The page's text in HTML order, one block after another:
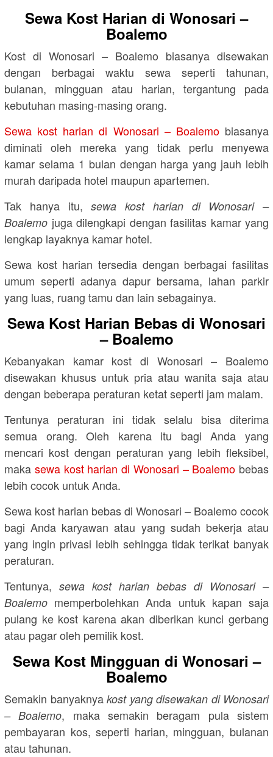
Sewa Kost Harian di Wonosari –
Boalemo
Kost di Wonosari – Boalemo biasanya disewakan
dengan berbagai waktu sewa seperti tahunan,
bulanan, mingguan atau harian, tergantung pada
kebutuhan masing-masing orang.
Sewa kost harian di Wonosari – Boalemobiasanya
diminati oleh mereka yang tidak perlu menyewa
kamar selama 1 bulan dengan harga yang jauh lebih
murah daripada hotel maupun apartemen.
Tak hanya itu,sewa kost harian di Wonosari –
Boalemo juga dilengkapi dengan fasilitas kamar yang
lengkap layaknya kamar hotel.
Sewa kost harian tersedia dengan berbagai fasilitas
umum seperti adanya dapur bersama, lahan parkir
yang luas, ruang tamu dan lain sebagainya.
Sewa Kost Harian Bebas di Wonosari
– Boalemo
Kebanyakan kamar kost di Wonosari – Boalemo
disewakan khusus untuk pria atau wanita saja atau
dengan beberapa peraturan ketat seperti jam malam.
Tentunya peraturan ini tidak selalu bisa diterima
semua orang. Oleh karena itu bagi Anda yang
mencari kost dengan peraturan yang lebih fleksibel,
maka sewa kost harian di Wonosari – Boalemo bebas
lebih cocok untuk Anda.
Sewa kost harian bebas di Wonosari – Boalemo cocok
bagi Anda karyawan atau yang sudah bekerja atau
yang ingin privasi lebih sehingga tidak terikat banyak
peraturan.
Tentunya, sewa kost harian bebas di Wonosari –
Boalemo memperbolehkan Anda untuk kapan saja
pulang ke kost karena akan diberikan kunci gerbang
atau pagar oleh pemilik kost.
Sewa Kost Mingguan di Wonosari –
Boalemo
Semakin banyaknya kost yang disewakan di Wonosari
– Boalemo, maka semakin beragam pula sistem
pembayaran kos, seperti harian, mingguan, bulanan
atau tahunan.